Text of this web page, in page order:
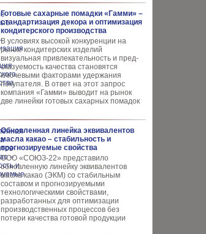
Готовые сахарные помадки «Гамми» –
стандартизация декора и оптимизация
кондитерского производства
В условиях высокой кон­куренции на
рынке конди­терских изделий
визуальная привлекательность и пред­
сказуемость качества ста­новятся
ключевыми факто­рами удержания
покупателя. В ответ на этот запрос
компания «Гамми» выводит на рынок
две линейки готовых сахарных помадок
Обновленная линейка эквивалентов
масла какао – стабильность и
прогнозируемые свойства
ООО «СОЮЗ-22» представило
обновлен­ную линейку эквивалентов
масла ка­као (ЭКМ) со стабильным
составом и прогнозируемыми
технологическими свойствами,
разработанных для опти­мизации
производственных процес­сов без
потери качества готовой про­дукции